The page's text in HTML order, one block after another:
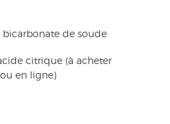
de soude
citrique (à acheter
en ligne)